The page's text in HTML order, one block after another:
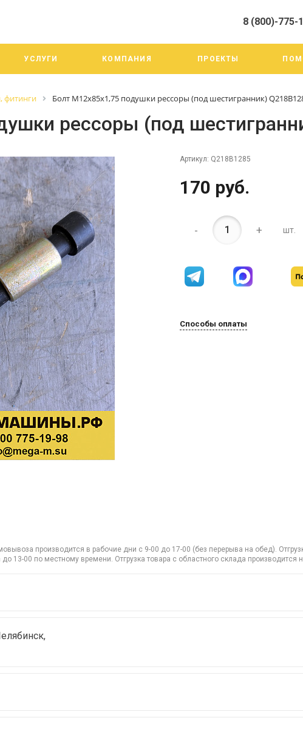
и третьими лицами, для анализа событий на нашем
его использования. Более подробные сведения смотрите в Политике
8 (800)-775-
г. Челябинск ул.
тракт 20А/3
Cб-Вс: Выходной
УСЛУГИ КОМПАНИЯ ПРОЕКТЫ
фитинги Болт М12х85х1,75 подушки рессоры (под шестигранник)
рессоры (под
Артикул: Q218B1285
170 руб.
- + шт.
Способы оплаты
производится в рабочие дни с 9-00 до 17-00 (без перерыва на обед).
13-00 по местному времени. Отгрузка товара с областного склада